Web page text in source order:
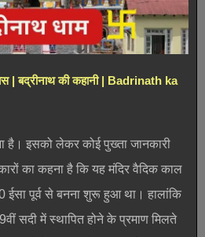
| बद्रीनाथ की कहानी | Badrinath ka
है। इसको लेकर कोई पुख्ता जानकारी
का कहना है कि यह मंदिर वैदिक काल
ईसा पूर्व से बनना शुरू हुआ था। हालांकि
सदी में स्थापित होने के प्रमाण मिलते